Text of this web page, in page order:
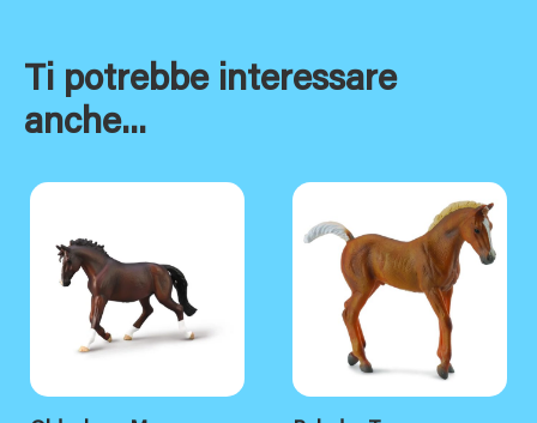
Ti potrebbe interessare
anche...